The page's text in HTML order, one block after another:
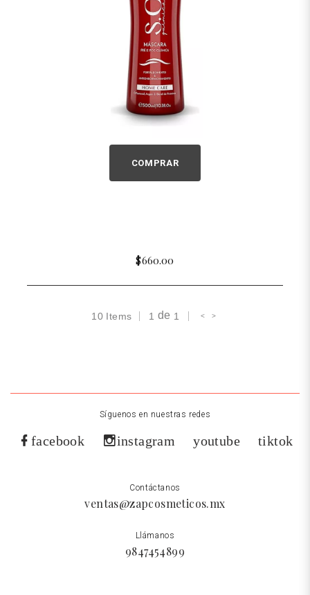
COMPRAR
$660.00
10 Items 1 de 1 < >
Síguenos en nuestras redes
facebook instagram youtube tiktok
Contáctanos
ventas@zapcosmeticos.mx
Llámanos
9847454899